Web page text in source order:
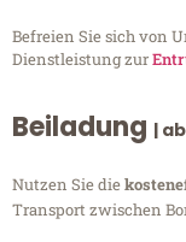
Befreien Sie sich von
Dienstleistung zur
Beiladung |
Nutzen Sie die
Transport zwischen